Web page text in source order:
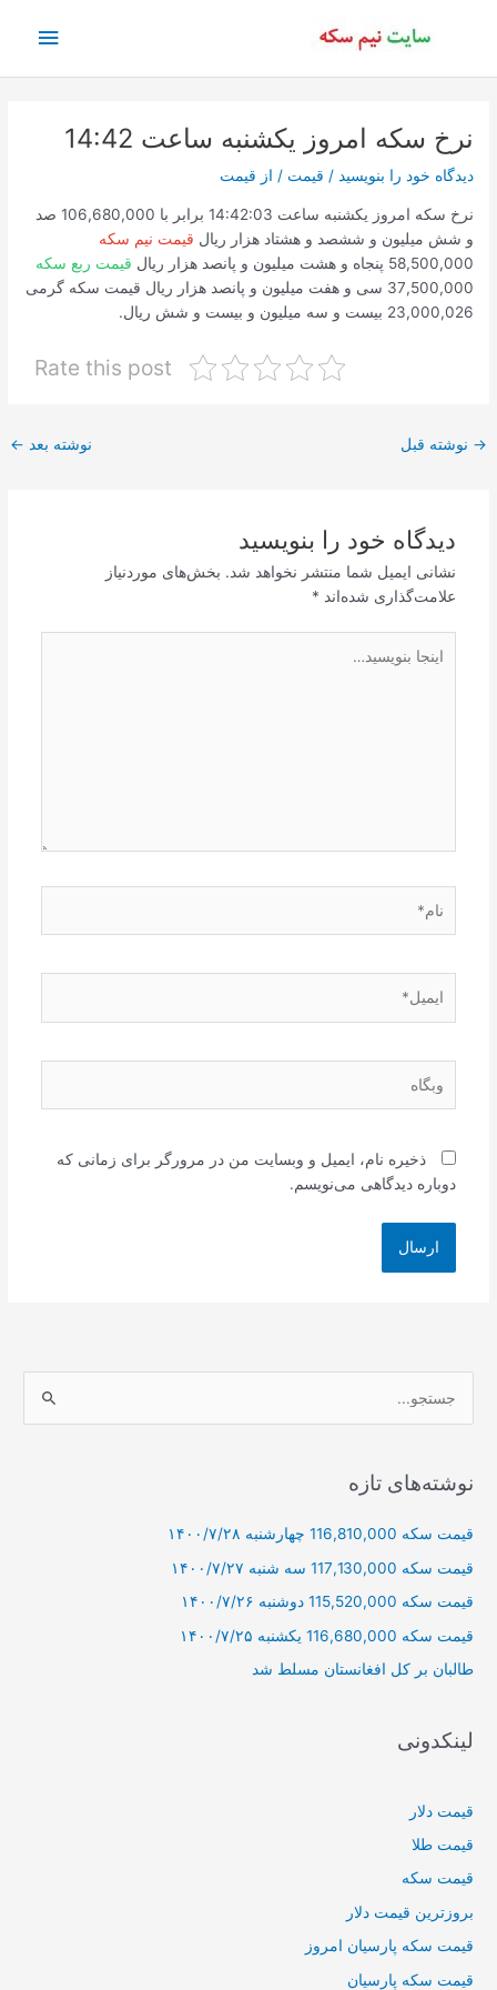
اصلی
نرخ سکه امروز یکشنبه ساعت 14:42
دیدگاه‌ خود را بنویسید / قیمت / از قیمت
نرخ سکه امروز یکشنبه ساعت 14:42:03 برابر با 106,680,000 صد
و شش میلیون و ششصد و هشتاد هزار ریال قیمت نیم سکه
58,500,000 پنجاه و هشت میلیون و پانصد هزار ریال
قیمت ربع سکه
37,500,000 سی و هفت میلیون و پانصد هزار ریال قیمت سکه گرمی
23,000,026 بیست و سه میلیون و بیست و شش ریال.
Rate this post
پیمایش
→ نوشته قبل نوشته بعد ←
دیدگاه‌ خود را بنویسید
نشانی ایمیل شما منتشر نخواهد شد. بخش‌های موردنیاز
علامت‌گذاری شده‌اند *
بنویسید…
ذخیره نام، ایمیل و وبسایت من در مرورگر برای زمانی که
دوباره دیدگاهی می‌نویسم.
ب
ر
ا
نوشته‌های تازه
قیمت سکه 116,810,000 چهارشنبه ۱۴۰۰/۷/۲۸
قیمت سکه 117,130,000 سه شنبه ۱۴۰۰/۷/۲۷
قیمت سکه 115,520,000 دوشنبه ۱۴۰۰/۷/۲۶
قیمت سکه 116,680,000 یکشنبه ۱۴۰۰/۷/۲۵
طالبان بر كل افغانستان مسلط شد
لینکدونی
قیمت دلار
قیمت طلا
قیمت سکه
بروزترین قیمت دلار
قیمت سکه پارسیان امروز
قیمت سکه پارسیان